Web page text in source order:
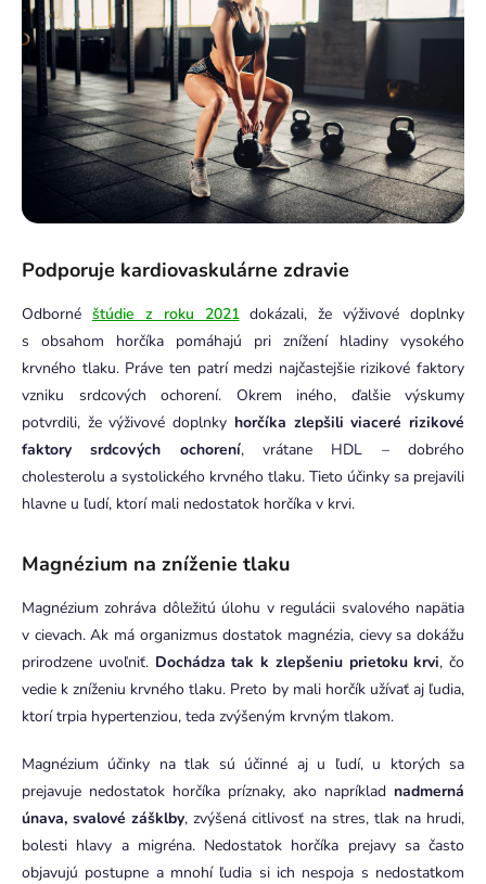
Podporuje kardiovaskulárne zdravie
Odborné štúdie z roku 2021dokázali, že výživové doplnky
s obsahom horčíka pomáhajú pri znížení hladiny vysokého
krvného tlaku. Práve ten patrí medzi najčastejšie rizikové faktory
vzniku srdcových ochorení. Okrem iného, ďalšie výskumy
potvrdili, že výživové doplnky horčíka zlepšili viaceré rizikové
faktory srdcových ochorení, vrátane HDL – dobrého
cholesterolu a systolického krvného tlaku. Tieto účinky sa prejavili
hlavne u ľudí, ktorí mali nedostatok horčíka v krvi.
Magnézium na zníženie tlaku
Magnézium zohráva dôležitú úlohu v regulácii svalového napätia
v cievach. Ak má organizmus dostatok magnézia, cievy sa dokážu
prirodzene uvoľniť. Dochádza tak k zlepšeniu prietoku krvi, čo
vedie k zníženiu krvného tlaku. Preto by mali horčík užívať aj ľudia,
ktorí trpia hypertenziou, teda zvýšeným krvným tlakom.
Magnézium účinky na tlak sú účinné aj u ľudí, u ktorých sa
prejavuje nedostatok horčíka príznaky, ako napríklad nadmerná
únava, svalové zášklby, zvýšená citlivosť na stres, tlak na hrudi,
bolesti hlavy a migréna. Nedostatok horčíka prejavy sa často
objavujú postupne a mnohí ľudia si ich nespoja s nedostatkom